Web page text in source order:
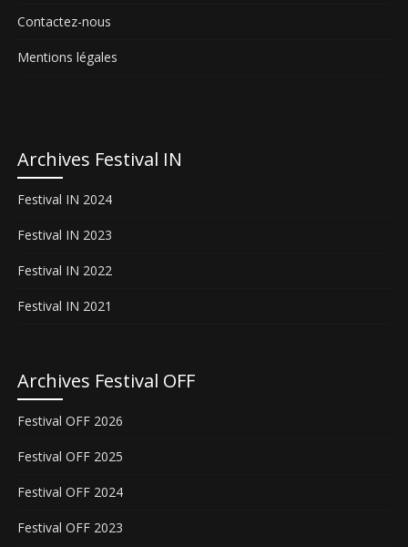
Contactez-nous
Mentions légales
Archives Festival IN
Festival IN 2024
Festival IN 2023
Festival IN 2022
Festival IN 2021
Archives Festival OFF
Festival OFF 2026
Festival OFF 2025
Festival OFF 2024
Festival OFF 2023